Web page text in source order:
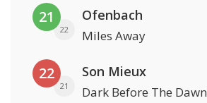
21
22
Ofenbach
Miles Away
22
21
Son Mieux
Dark Before The Dawn